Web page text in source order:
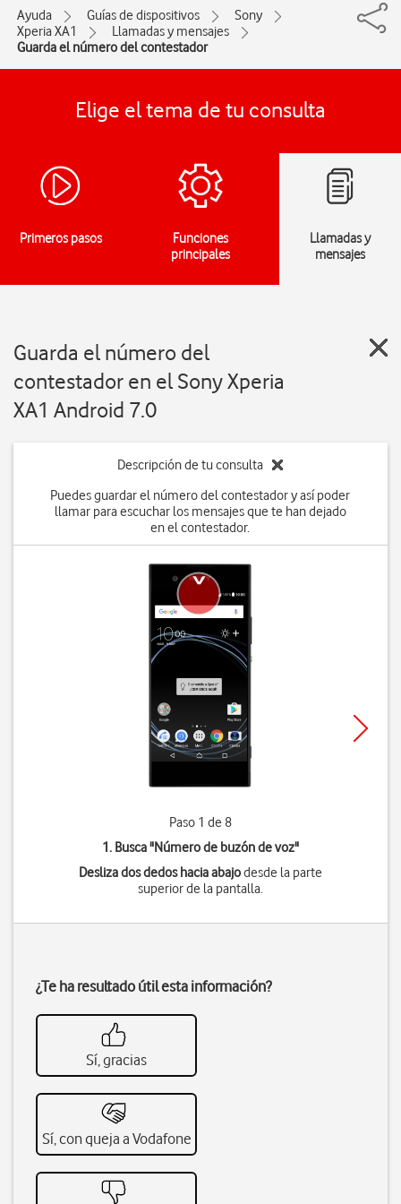
Ayuda Guías de dispositivos
Sony
Xperia XA1
Llamadas y mensajes
Guarda el número del contestador
Elige el tema de tu consulta
Primeros pasos
Funciones
principales
Llamadas y
mensajes
Guarda el número del
contestador en el Sony Xperia
XA1 Android 7.0
Descripción de tu consulta
Puedes guardar el número del contestador y así poder
llamar para escuchar los mensajes que te han dejado
en el contestador.
Paso 1 de 8
1. Busca "Número de buzón de voz"
Desliza dos dedos hacia abajodesde la parte
superior de la pantalla.
¿Te ha resultado útil esta información?
Sí, gracias
Sí, con queja a Vodafone